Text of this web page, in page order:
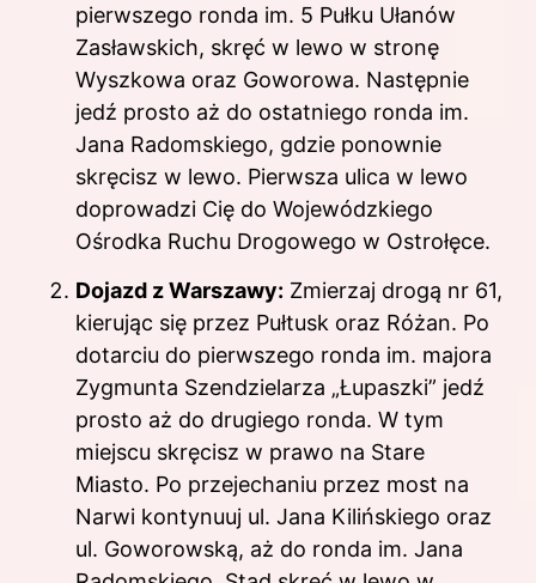
pierwszego ronda im. 5 Pułku Ułanów
Zasławskich, skręć w lewo w stronę
Wyszkowa oraz Goworowa. Następnie
jedź prosto aż do ostatniego ronda im.
Jana Radomskiego, gdzie ponownie
skręcisz w lewo. Pierwsza ulica w lewo
doprowadzi Cię do Wojewódzkiego
Ośrodka Ruchu Drogowego w Ostrołęce.
Dojazd z Warszawy: Zmierzaj drogą nr 61,
kierując się przez Pułtusk oraz Różan. Po
dotarciu do pierwszego ronda im. majora
Zygmunta Szendzielarza „Łupaszki” jedź
prosto aż do drugiego ronda. W tym
miejscu skręcisz w prawo na Stare
Miasto. Po przejechaniu przez most na
Narwi kontynuuj ul. Jana Kilińskiego oraz
ul. Goworowską, aż do ronda im. Jana